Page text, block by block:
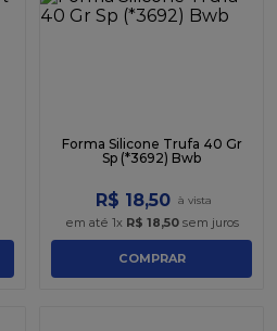
Forma Silicone Trufa 40 Gr
Sp (*3692) Bwb
R$ 18,50
em até 1x R$ 18,50sem juros
COMPRAR